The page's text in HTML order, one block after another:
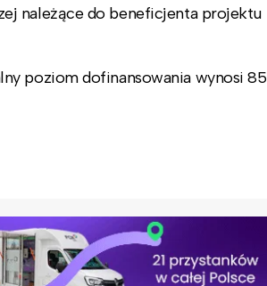
należące do beneficjenta projektu
poziom dofinansowania wynosi 85